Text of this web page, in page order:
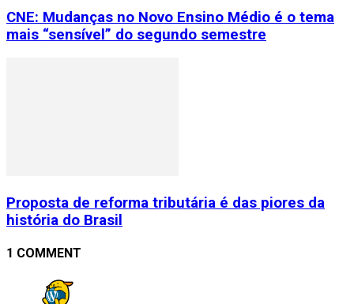
CNE: Mudanças no Novo Ensino Médio é o tema
mais “sensível” do segundo semestre
Proposta de reforma tributária é das piores da
história do Brasil
1 COMMENT